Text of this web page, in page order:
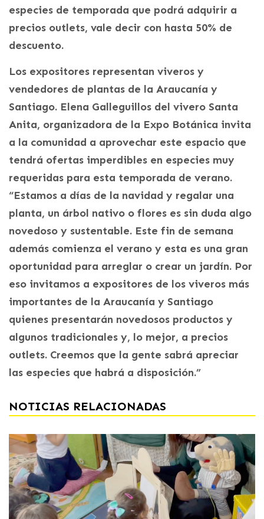
especies de temporada que podrá adquirir a
precios outlets, vale decir con hasta 50% de
descuento.
Los expositores representan viveros y
vendedores de plantas de la Araucanía y
Santiago. Elena Galleguillos del vivero Santa
Anita, organizadora de la Expo Botánica invita
a la comunidad a aprovechar este espacio que
tendrá ofertas imperdibles en especies muy
requeridas para esta temporada de verano.
“Estamos a días de la navidad y regalar una
planta, un árbol nativo o flores es sin duda algo
novedoso y sustentable. Este fin de semana
además comienza el verano y esta es una gran
oportunidad para arreglar o crear un jardín. Por
eso invitamos a expositores de los viveros más
importantes de la Araucanía y Santiago
quienes presentarán novedosos productos y
algunos tradicionales y, lo mejor, a precios
outlets. Creemos que la gente sabrá apreciar
las especies que habrá a disposición.”
NOTICIAS RELACIONADAS